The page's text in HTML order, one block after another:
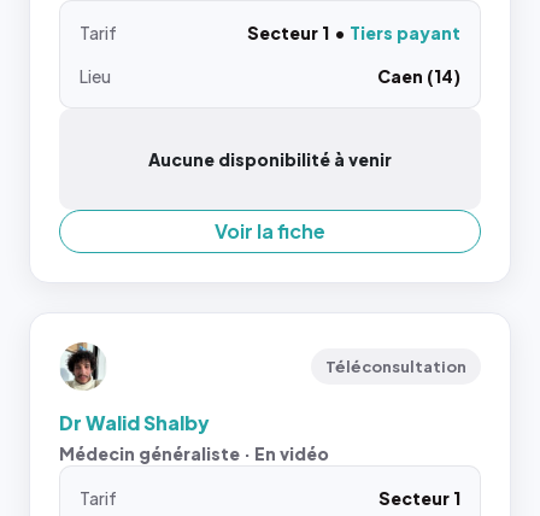
Tarif Secteur 1
Tiers payant
Lieu
Caen (14)
Aucune disponibilité à venir
Voir la fiche
Téléconsultation
Dr Walid Shalby
Médecin généraliste · En vidéo
Tarif
Secteur 1